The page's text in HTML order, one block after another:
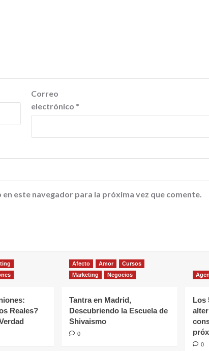
Correo
electrónico *
este navegador para la próxima vez que comente.
Reales?
Afecto Amor
Cursos
Marketing
Negocios
Tantra en Madrid,
Descubriendo la Escuela de
Shivaismo
0
Los
0